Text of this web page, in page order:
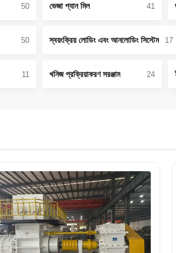
50 ভেজা প্যান মিল 41
50 স্বয়ংক্রিয় লোডিং এবং আনলোডিং সিস্টেম 17
11 খনিজ প্রক্রিয়াকরণ সরঞ্জাম 24